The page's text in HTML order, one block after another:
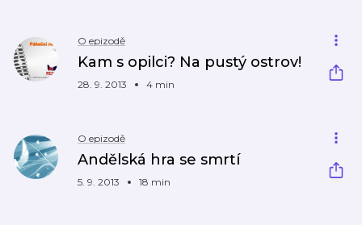
O epizodě
Kam s opilci? Na pustý ostrov!
28. 9. 2013 4 min
O epizodě
Andělská hra se smrtí
5. 9. 2013 18 min